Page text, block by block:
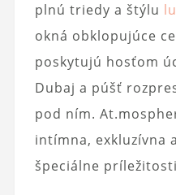
plnú triedy a štýlu
okná obklopujúce
poskytujú hosťom
Dubaj a púšť
pod ním.
intímna, exkluzívna
špeciálne